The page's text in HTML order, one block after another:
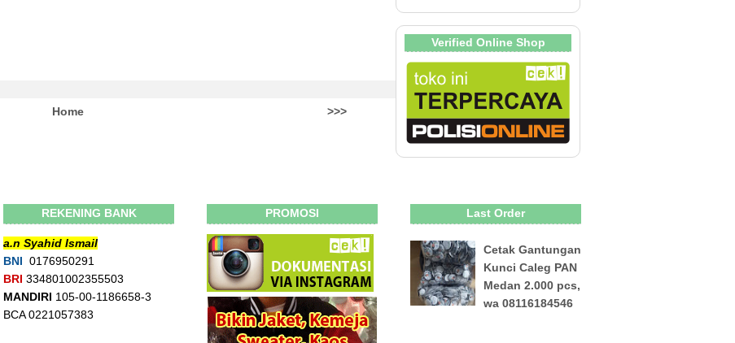
>>>
Home
Verified Online Shop
REKENING BANK
a.n Syahid Ismail
BNI 0176950291
BRI 334801002355503
MANDIRI 105-00-1186658-3
BCA 0221057383
PROMOSI Last Order
Cetak Gantungan
Kunci Caleg PAN
Medan 2.000 pcs,
wa 08116184546